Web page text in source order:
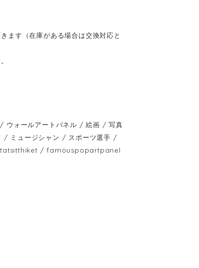
ます（在庫がある場合は交換対応と
/ ウォールアートパネル / 絵画 / 写真
ミュージシャン / スポーツ選手 /
/ famouspopartpanel